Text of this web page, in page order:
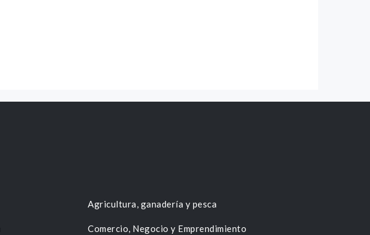
Agricultura, ganadería y pesca
Comercio, Negocio y Emprendimiento